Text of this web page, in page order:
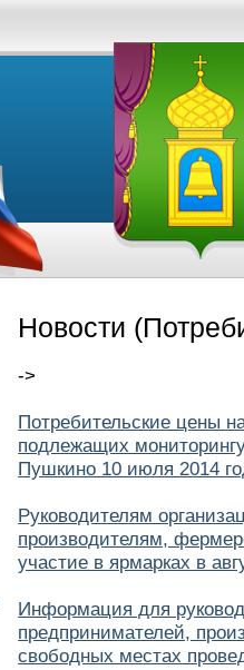
Новости
->
Потребительские цены
подлежащих
Пушкино 10 июля 2014
Руководителям
производителям,
участие в ярмарках в
Информация для
предпринимателей,
свободных местах